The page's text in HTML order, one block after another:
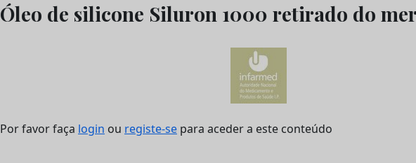
Óleo de silicone Siluron 1000 retirado do
Por favor faça login ou registe-se para aceder a este conteúdo